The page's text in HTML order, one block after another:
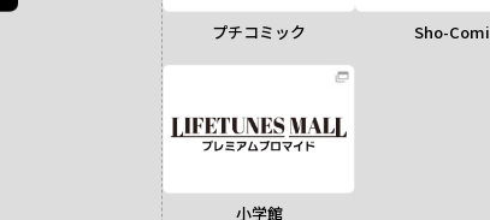
プチコミック Sho-Comi
小学館